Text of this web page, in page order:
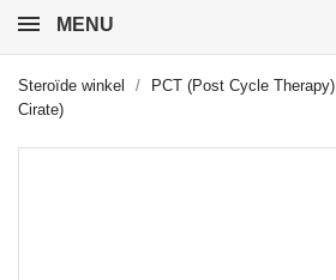
MENU
Steroïde winkel PCT (Post Cycle Therapy)
Cirate)